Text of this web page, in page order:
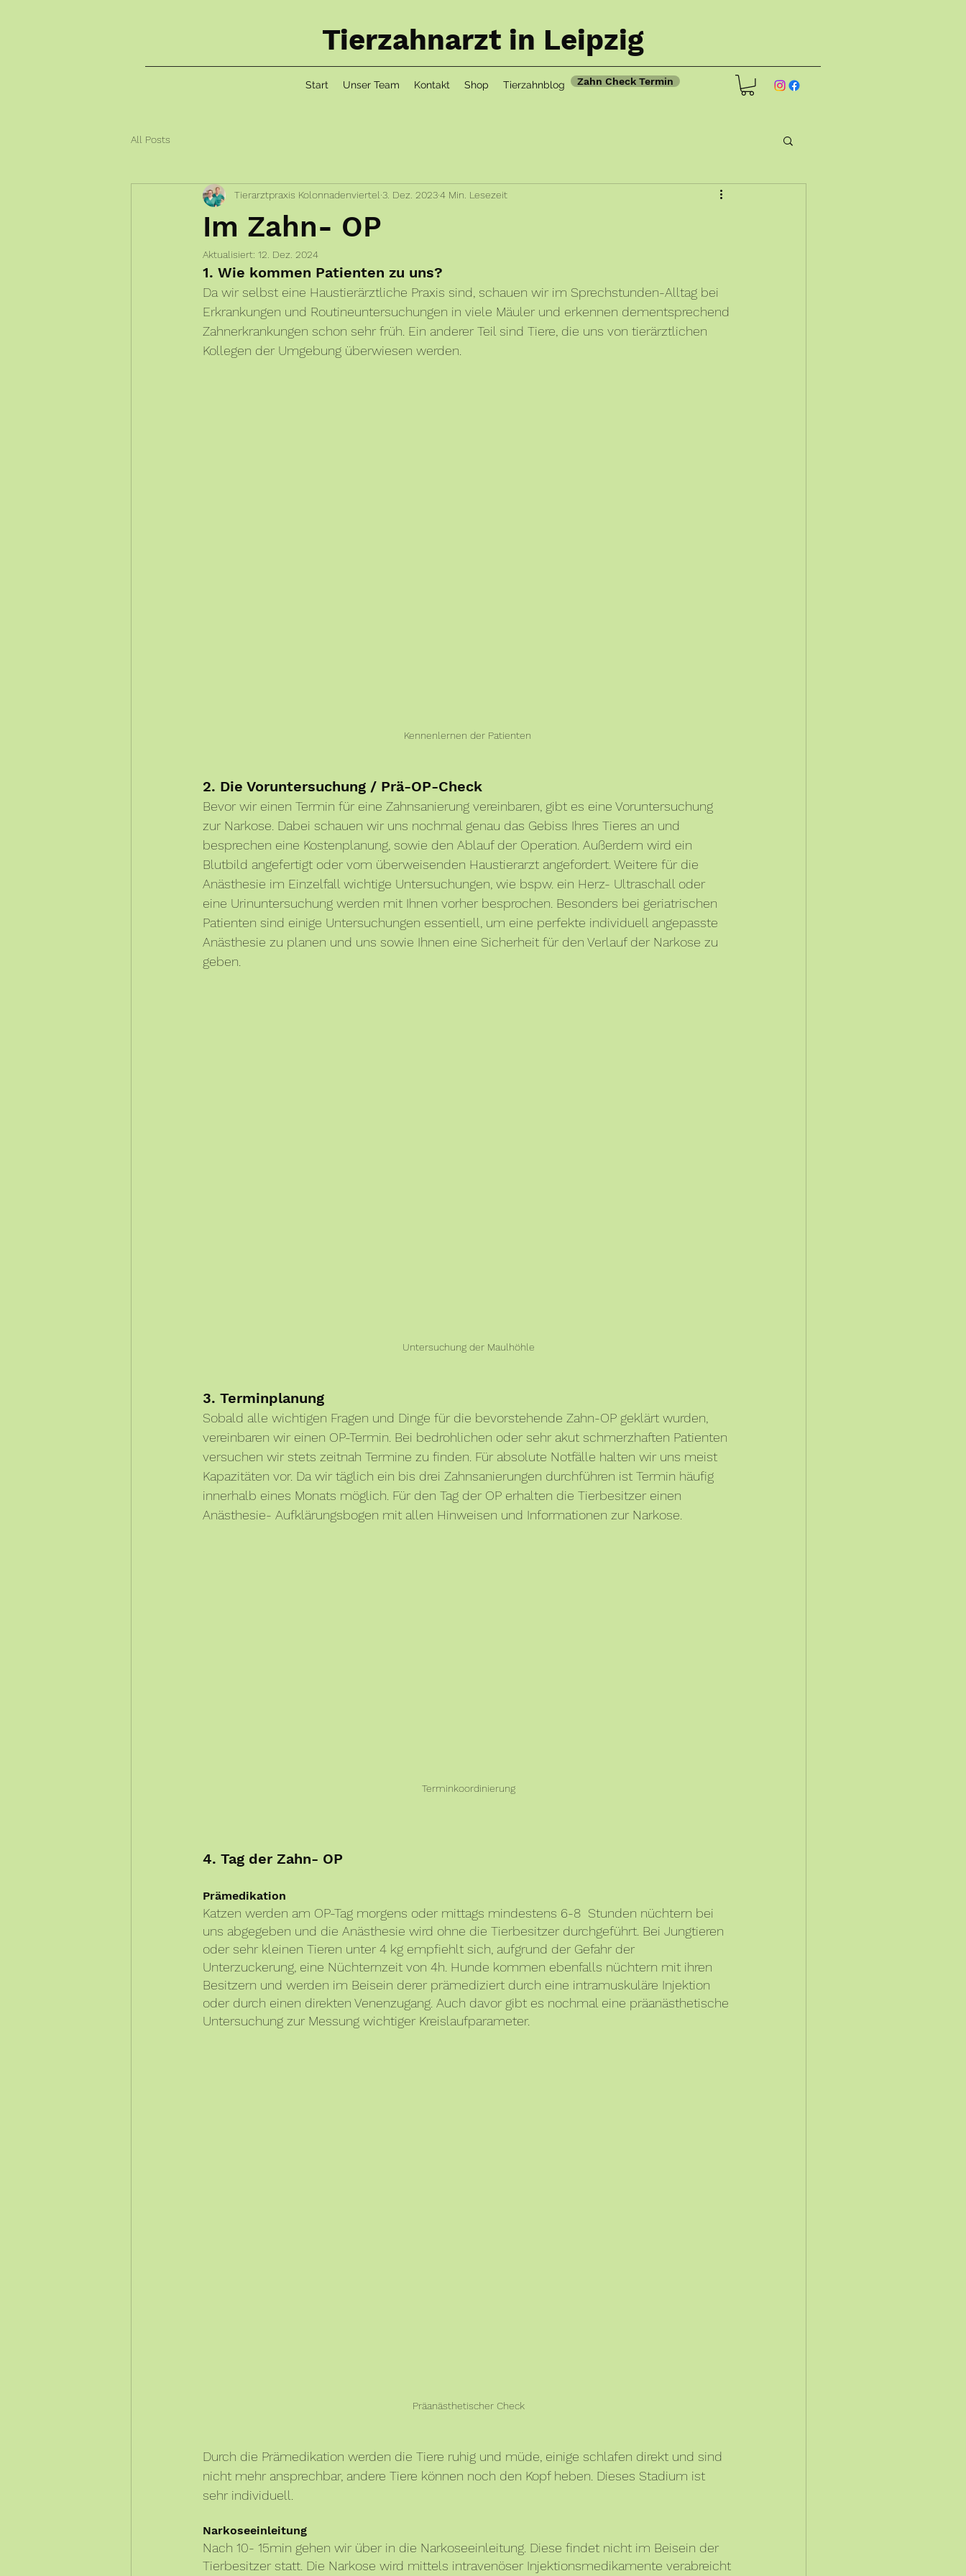
Tierzahnarzt in Leipzig
Start Unser Team Kontakt Shop Tierzahnblog Zahn Check Termin
All Posts
Im Zahn- OP
Tierarztpraxis Kolonnadenviertel 3. Dez. 20234 Min. Lesezeit
Aktualisiert: 12. Dez. 2024
1. Wie kommen Patienten zu uns?
Da wir selbst eine Haustierärztliche Praxis sind, schauen wir im Sprechstunden-Alltag bei
Erkrankungen und Routineuntersuchungen in viele Mäuler und erkennen dementsprechend
Zahnerkrankungen schon sehr früh. Ein anderer Teil sind Tiere, die uns von tierärztlichen
Kollegen der Umgebung überwiesen werden.
Kennenlernen der Patienten
2. Die Voruntersuchung / Prä-OP-Check
Bevor wir einen Termin für eine Zahnsanierung vereinbaren, gibt es eine Voruntersuchung
zur Narkose. Dabei schauen wir uns nochmal genau das Gebiss Ihres Tieres an und
besprechen eine Kostenplanung, sowie den Ablauf der Operation. Außerdem wird ein
Blutbild angefertigt oder vom überweisenden Haustierarzt angefordert. Weitere für die
Anästhesie im Einzelfall wichtige Untersuchungen, wie bspw. ein Herz- Ultraschall oder
eine Urinuntersuchung werden mit Ihnen vorher besprochen. Besonders bei geriatrischen
Patienten sind einige Untersuchungen essentiell, um eine perfekte individuell angepasste
Anästhesie zu planen und uns sowie Ihnen eine Sicherheit für den Verlauf der Narkose zu
geben.
Untersuchung der Maulhöhle
3. Terminplanung
Sobald alle wichtigen Fragen und Dinge für die bevorstehende Zahn-OP geklärt wurden,
vereinbaren wir einen OP-Termin. Bei bedrohlichen oder sehr akut schmerzhaften Patienten
versuchen wir stets zeitnah Termine zu finden. Für absolute Notfälle halten wir uns meist
Kapazitäten vor. Da wir täglich ein bis drei Zahnsanierungen durchführen ist Termin häufig
innerhalb eines Monats möglich. Für den Tag der OP erhalten die Tierbesitzer einen
Anästhesie- Aufklärungsbogen mit allen Hinweisen und Informationen zur Narkose.
Terminkoordinierung
4. Tag der Zahn- OP
Prämedikation
Katzen werden am OP-Tag morgens oder mittags mindestens 6-8  Stunden nüchtern bei
uns abgegeben und die Anästhesie wird ohne die Tierbesitzer durchgeführt. Bei Jungtieren
oder sehr kleinen Tieren unter 4 kg empfiehlt sich, aufgrund der Gefahr der
Unterzuckerung, eine Nüchternzeit von 4h. Hunde kommen ebenfalls nüchtern mit ihren
Besitzern und werden im Beisein derer prämediziert durch eine intramuskuläre Injektion
oder durch einen direkten Venenzugang. Auch davor gibt es nochmal eine präanästhetische
Untersuchung zur Messung wichtiger Kreislaufparameter.
Präanästhetischer Check
Durch die Prämedikation werden die Tiere ruhig und müde, einige schlafen direkt und sind
nicht mehr ansprechbar, andere Tiere können noch den Kopf heben. Dieses Stadium ist
sehr individuell.
Narkoseeinleitung
Nach 10- 15min gehen wir über in die Narkoseeinleitung. Diese findet nicht im Beisein der
Tierbesitzer statt. Die Narkose wird mittels intravenöser Injektionsmedikamente verabreicht